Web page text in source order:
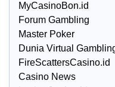
MyCasinoBon.id
Forum Gambling
Master Poker
Dunia Virtual
FireScattersCasino.id
Casino News